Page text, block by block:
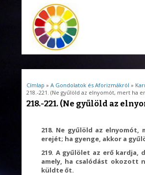
Jelenlegi hely
Címlap » A Gondolatok és Aforizmákról »
218.-221. (Ne gyűlöld az elnyomót, mert ha
218.-221. (Ne gyűlöld az
218. Ne gyűlöld az elnyomót,
erejét; ha gyenge, akkor a
219. A gyűlölet az erő kardja,
amely, ha csalódást okozott
küldte őt.